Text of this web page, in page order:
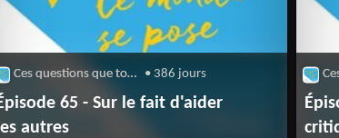
Ces questions que tout le monde se pose • 386 jours
65 - Sur le fait d'aider
les autres